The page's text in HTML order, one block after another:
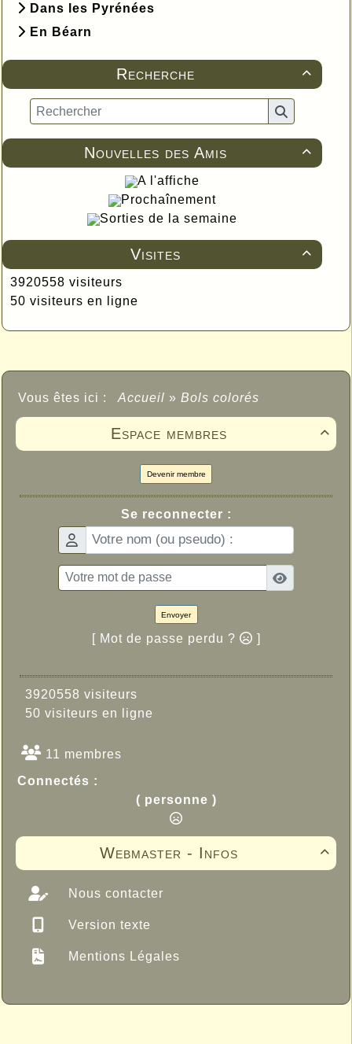
Dans les Pyrénées
En Béarn

Recherche

Nouvelles des Amis
A l'affiche
Prochaînement
Sorties de la semaine

Visites
3920558 visiteurs
50 visiteurs en ligne
Vous êtes ici : Accueil » Bols colorés

Espace membres
Devenir membre
Se reconnecter :
Envoyer
[ Mot de passe perdu ? ]
3920558 visiteurs
50 visiteurs en ligne
11 membres
Connectés :
( personne )

Webmaster - Infos
Nous contacter
Version texte
Mentions Légales